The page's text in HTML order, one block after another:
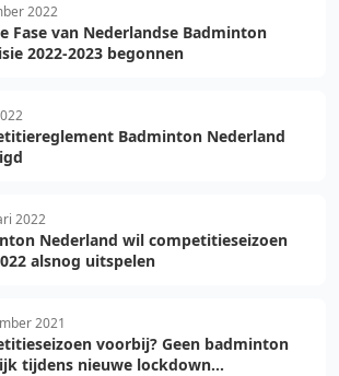
2022
Fase van Nederlandse Badminton
2022-2023 begonnen
Badminton Nederland
2022
Nederland wil competitieseizoen
alsnog uitspelen
2021
voorbij? Geen badminton
tijdens nieuwe lockdown...